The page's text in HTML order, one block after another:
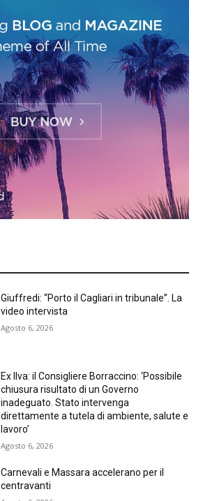
Giuffredi: “Porto il Cagliari in tribunale”. La
video intervista
Agosto 6, 2026
Ex Ilva: il Consigliere Borraccino: ‘Possibile
chiusura risultato di un Governo
inadeguato. Stato intervenga
direttamente a tutela di ambiente, salute e
lavoro’
Agosto 6, 2026
Carnevali e Massara accelerano per il
centravanti